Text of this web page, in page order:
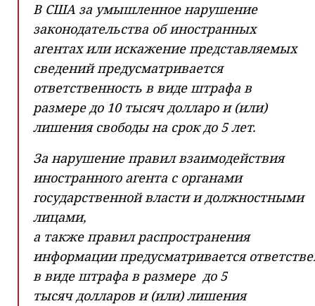
В США за умышленное нарушение
законодательства об иностранных
агентах или искажение представляемых
сведений предусматривается
ответственность в виде штрафа в
размере до 10 тысяч долларо и (или)
лишения свободы на срок до 5 лет.
За нарушение правил взаимодействия
иностранного агента с органами
государственной власти и должностными
лицами,
а также правил распространения
информации предусматривается
в виде штрафа в размере до 5
тысяч долларов и (или) лишения